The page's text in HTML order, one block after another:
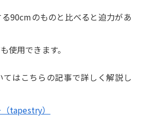
90cmのものと比べると迫力があ
使用できます。
はこちらの記事で詳しく解説し
tapestry）